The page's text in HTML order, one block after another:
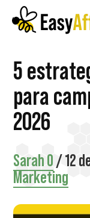
contenido
Saltar
lateral
principal
Saltar
página
Menú
adicional
Afiliación
fácil
Inicie
un
programa
de
desde
su
sitio
5
para
2026
Sarah O/12
Marketing